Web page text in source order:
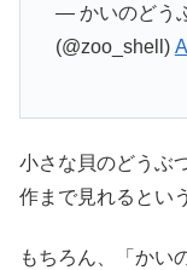
— かいのどう
(@zoo_shell)
小さな貝のどうぶ
作まで見れるとい
もちろん、「かい